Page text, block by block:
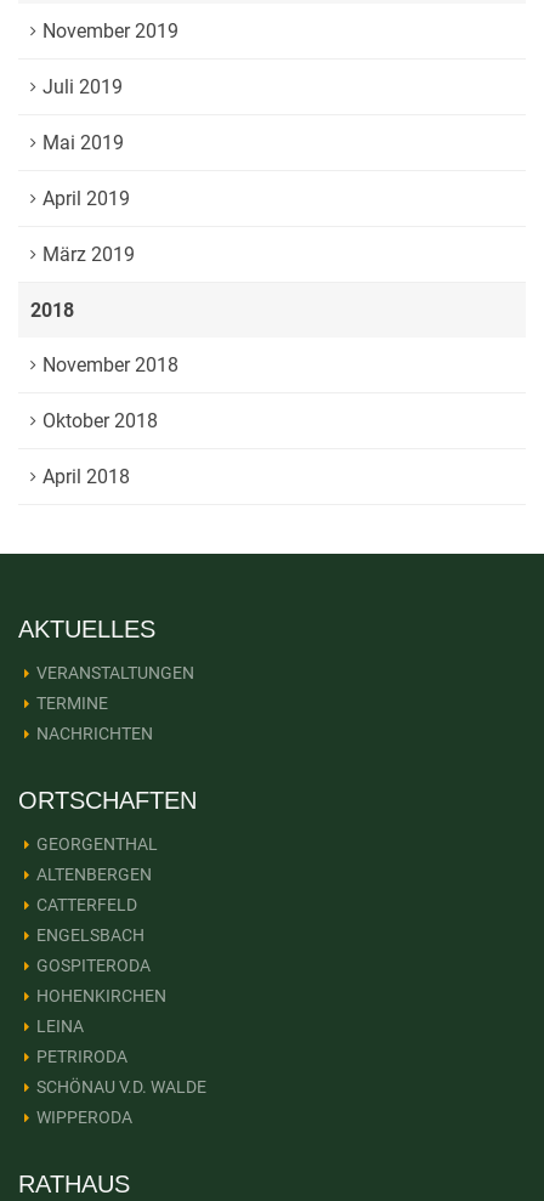
November 2019
Juli 2019
Mai 2019
April 2019
März 2019
2018
November 2018
Oktober 2018
April 2018
AKTUELLES
VERANSTALTUNGEN
TERMINE
NACHRICHTEN
ORTSCHAFTEN
GEORGENTHAL
ALTENBERGEN
CATTERFELD
ENGELSBACH
GOSPITERODA
HOHENKIRCHEN
LEINA
PETRIRODA
SCHÖNAU V.D. WALDE
WIPPERODA
RATHAUS